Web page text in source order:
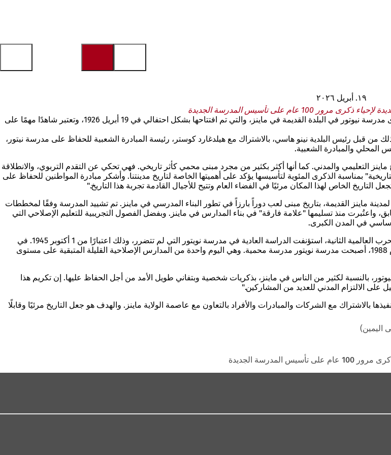
١٩. أبريل ٢٠٢٦
مع تدشين لوحة جديدة كجزء من مشروع "ماينز التاريخي"، تحتفل عاصمة ولاية ماينز بذكرى مدرسة نيوتور في البلدة القديمة في ماينز، والتي تم افتتاحها بشكل احتفالي في 19 أبريل 1926، وتعتبر شاهدًا مهمًا على
من قبل رئيس البلدية نينو هاسي، بالاشتراك مع هيلدغارد كوستر، رئيسة المبادرة الشعبية للحفاظ على مدرسة نيتور،
المحلي والمبادرة الشعبية.
ماينز التعليمي والمدني. كما أنها أكثر بكثير من مجرد مبنى محمي كأثر تاريخي. فهي تحكي عن التقدم التربوي، والانطلاقة
بمناسبة الذكرى المئوية لتأسيسها يؤكد على أهميتها الخاصة لتاريخ مدينتنا. وأشكر مبادرة المواطنين للحفاظ على
الخاص لهذا المكان مرئيًا في الفضاء العام وتتيح للأجيال القادمة تجربة هذا التاريخ."
ماينز القديمة، بتاريخ مبنى لعب دوراً بارزاً في تطور البناء المدرسي في ماينز. تم تشييد المدرسة وفقًا لمخططات
ابتداءً من عام 1924 على أرض مصنع ذخيرة سابق، واعتُبرت منذ تسليمها "علامة فارقة" في بناء المدارس في ماينز. وبفضل الفصول التجريبية للتعليم الإصلاحي التي
في المدن الكبرى.
أدى استيلاء النازيين على السلطة في عام 1933 إلى إنهاء هذا التطور في وقت قصير. بعد الحرب العالمية الثانية، استؤنفت الدراسة العادية في مدرسة نويتور التي لم تتضرر، وذلك اعتبارًا من 1 أكتوبر 1945. في
العقود التالية، ظل المبنى مكانًا تعليميًا مؤثرًا، قبل أن تُغلق المدرسة في عام 1989. منذ عام 1988، أصبحت مدرسة نويتور مدرسة محمية. وهي اليوم واحدة من المدارس الإصلاحية القليلة المتبقية على مستوى
بالنسبة لكثير من الناس في ماينز، بذكريات شخصية وبتفاني طويل الأمد من أجل الحفاظ عليها. إن تكريم هذا
على الالتزام المدني للعديد من المشاركين."
بالاشتراك مع الشركات والمبادرات والأفراد بالتعاون مع عاصمة الولاية ماينز. والهدف هو جعل التاريخ مرئيًا وقابلًا
اليمين)